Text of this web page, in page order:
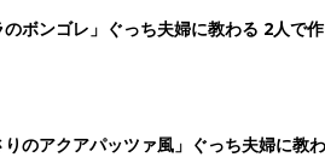
のボンゴレ」ぐっち夫婦に教わる 2人で
りのアクアパッツァ風」ぐっち夫婦に教